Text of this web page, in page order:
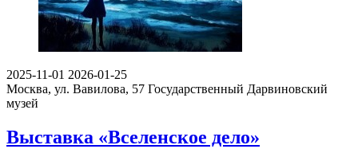
2025-11-01 2026-01-25
Москва, ул. Вавилова, 57 Государственный Дарвиновский
музей
Выставка «Вселенское дело»